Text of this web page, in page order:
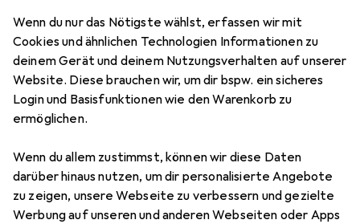
Wenn du nur das Nötigste wählst, erfassen wir mit
Cookies und ähnlichen Technologien Informationen zu
deinem Gerät und deinem Nutzungsverhalten auf unserer
Website. Diese brauchen wir, um dir bspw. ein sicheres
Login und Basisfunktionen wie den Warenkorb zu
ermöglichen.
Wenn du allem zustimmst, können wir diese Daten
darüber hinaus nutzen, um dir personalisierte Angebote
zu zeigen, unsere Webseite zu verbessern und gezielte
Werbung auf unseren und anderen Webseiten oder Apps
17 Bilder
ASUSTUF Gaming VG27AQ1A
2560 x 1440 Pixel, 27"
801
Bewertungen Marke
Mehr von ASUS